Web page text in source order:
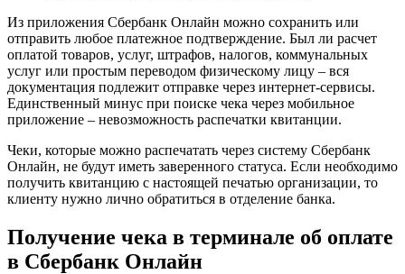
Из приложения Сбербанк Онлайн можно сохранить или
отправить любое платежное подтверждение. Был ли расчет
оплатой товаров, услуг, штрафов, налогов, коммунальных
услуг или простым переводом физическому лицу – вся
документация подлежит отправке через интернет-сервисы.
Единственный минус при поиске чека через мобильное
приложение – невозможность распечатки квитанции.
Чеки, которые можно распечатать через систему Сбербанк
Онлайн, не будут иметь заверенного статуса. Если необходимо
получить квитанцию с настоящей печатью организации, то
клиенту нужно лично обратиться в отделение банка.
Получение чека в терминале об оплате
в Сбербанк Онлайн